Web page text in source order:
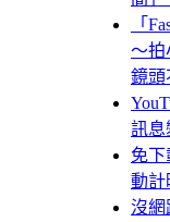
「
～拍
鏡頭
訊息
免下
動計
沒網